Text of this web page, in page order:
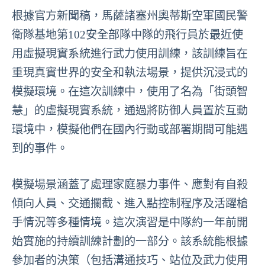
根據官方新聞稿，馬薩諸塞州奧蒂斯空軍國民警
衛隊基地第102安全部隊中隊的飛行員於最近使
用虛擬現實系統進行武力使用訓練，該訓練旨在
重現真實世界的安全和執法場景，提供沉浸式的
模擬環境。在這次訓練中，使用了名為「街頭智
慧」的虛擬現實系統，通過將防御人員置於互動
環境中，模擬他們在國內行動或部署期間可能遇
到的事件。
模擬場景涵蓋了處理家庭暴力事件、應對有自殺
傾向人員、交通攔截、進入點控制程序及活躍槍
手情況等多種情境。這次演習是中隊約一年前開
始實施的持續訓練計劃的一部分。該系統能根據
參加者的決策（包括溝通技巧、站位及武力使用